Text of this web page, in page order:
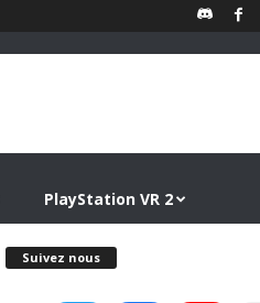
PlayStation VR 2
Suivez nous